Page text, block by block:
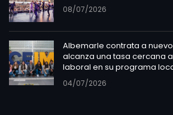
08/07/2026
Albemarle contrata a
alcanza una tasa cercana
laboral en su programa
04/07/2026